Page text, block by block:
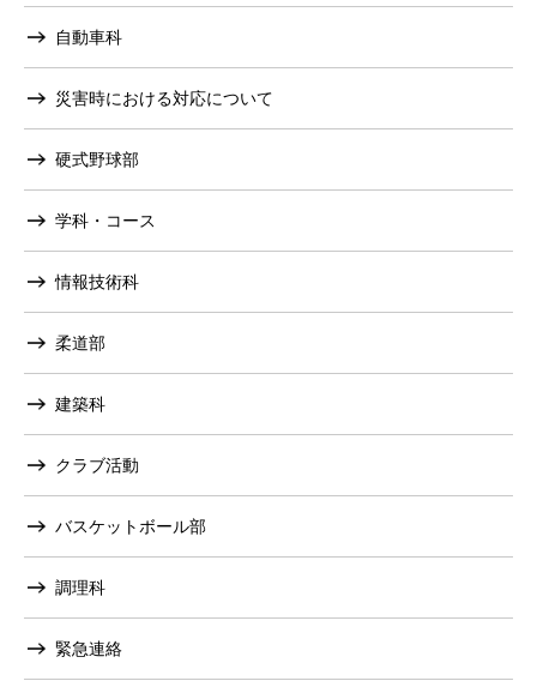
自動車科
災害時における対応について
硬式野球部
学科・コース
情報技術科
柔道部
建築科
クラブ活動
バスケットボール部
調理科
緊急連絡